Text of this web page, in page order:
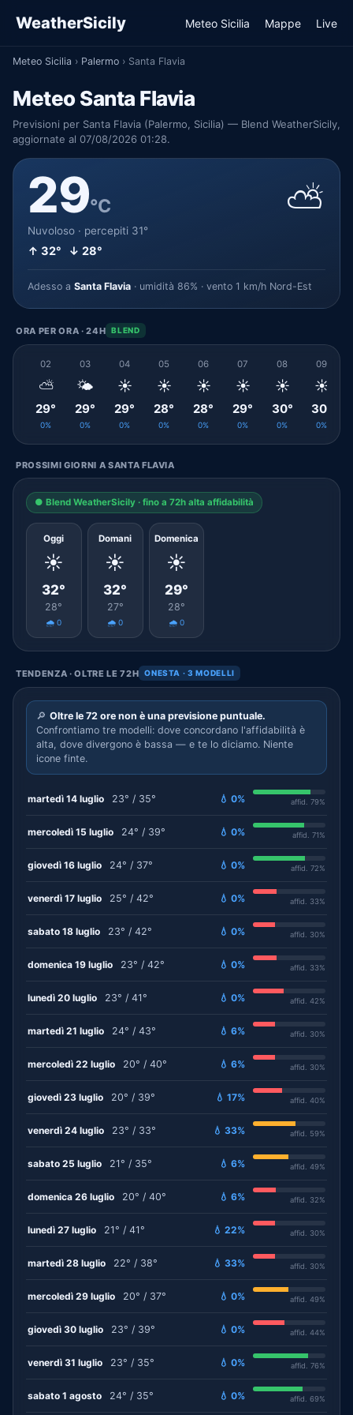
WeatherSicily Meteo Sicilia Mappe Live
Meteo Sicilia › Palermo › Santa Flavia
Meteo Santa Flavia
Previsioni per Santa Flavia (Palermo, Sicilia) — Blend WeatherSicily,
aggiornate al 07/08/2026 01:28.
29°C
Nuvoloso · percepiti 31°
↑ 32° ↓ 28°
⛅
Adesso a Santa Flavia · umidità 86% · vento 1 km/h Nord-Est
ORA PER ORA · 24H BLEND
02
⛅
29°
0%
03
🌤️
29°
0%
04
☀️
29°
0%
05
☀️
28°
0%
06
☀️
28°
0%
07
☀️
29°
0%
08
☀️
30°
0%
09
☀️
30°
0%
PROSSIMI GIORNI A SANTA FLAVIA
● Blend WeatherSicily · fino a 72h alta affidabilità
Oggi
☀️
32°
28°
🌧️ 0
Domani
☀️
32°
27°
🌧️ 0
Domenica
☀️
29°
28°
🌧️ 0
TENDENZA · OLTRE LE 72H ONESTA · 3 MODELLI
🔎 Oltre le 72 ore non è una previsione puntuale.
Confrontiamo tre modelli: dove concordano l'affidabilità è
alta, dove divergono è bassa — e te lo diciamo. Niente
icone finte.
martedì 14 luglio 23° / 35° 💧 0% affid. 79%
mercoledì 15 luglio 24° / 39° 💧 0% affid. 71%
giovedì 16 luglio 24° / 37° 💧 0% affid. 72%
venerdì 17 luglio 25° / 42° 💧 0% affid. 33%
sabato 18 luglio 23° / 42° 💧 0% affid. 30%
domenica 19 luglio 23° / 42° 💧 0% affid. 33%
lunedì 20 luglio 23° / 41° 💧 0% affid. 42%
martedì 21 luglio 24° / 43° 💧 6% affid. 30%
mercoledì 22 luglio 20° / 40° 💧 6% affid. 30%
giovedì 23 luglio 20° / 39° 💧 17% affid. 40%
venerdì 24 luglio 23° / 33° 💧 33% affid. 59%
sabato 25 luglio 21° / 35° 💧 6% affid. 49%
domenica 26 luglio 20° / 40° 💧 6% affid. 32%
lunedì 27 luglio 21° / 41° 💧 22% affid. 30%
martedì 28 luglio 22° / 38° 💧 33% affid. 30%
mercoledì 29 luglio 20° / 37° 💧 0% affid. 49%
giovedì 30 luglio 23° / 39° 💧 0% affid. 44%
venerdì 31 luglio 23° / 35° 💧 0% affid. 76%
sabato 1 agosto 24° / 35° 💧 0% affid. 69%